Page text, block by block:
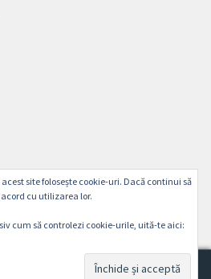
Construit cu
0
site folosește cookie-uri. Dacă continui să
cu utilizarea lor.
cum să controlezi cookie-urile, uită-te aici: